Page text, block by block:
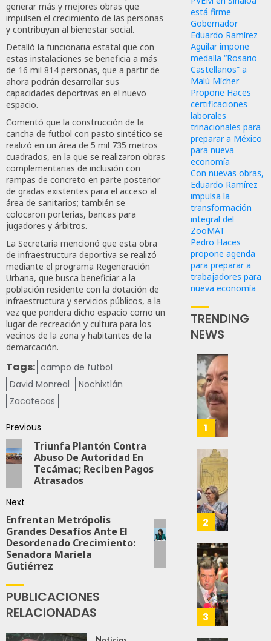
generar más y mejores obras que
impulsen el crecimiento de las personas
y contribuyan al bienestar social.
Detalló la funcionaria estatal que con
estas instalaciones se beneficia a más
de 16 mil 814 personas, que a partir de
ahora podrán desarrollar sus
capacidades deportivas en el nuevo
espacio.
Comentó que la construcción de la
cancha de futbol con pasto sintético se
realizó en un área de 5 mil 735 metros
cuadrados, en la que se realizaron obras
complementarias de inclusión con
rampas de concreto en parte posterior
de gradas existentes para el acceso al
área de sanitarios; también se
colocaron porterías, bancas para
jugadores y árbitros.
La Secretaria mencionó que esta obra
de infraestructura deportiva se realizó
mediante el programa Regeneración
Urbana, que busca beneficiar a la
población residente con la dotación de
infraestructura y servicios públicos, a la
vez que pondera dicho espacio como un
lugar de recreación y cultura para los
vecinos de la zona y habitantes de la
demarcación.
Tags: campo de futbol
David Monreal
Nochixtlán
Zacatecas
Previous
Triunfa Plantón Contra
Abuso De Autoridad En
Tecámac; Reciben Pagos
Atrasados
Next
Enfrentan Metrópolis
Grandes Desafíos Ante El
Desordenado Crecimiento:
Senadora Mariela
Gutiérrez
PUBLICACIONES
RELACIONADAS
está firme
Gobernador
Eduardo Ramírez
Aguilar impone
medalla “Rosario
Castellanos” a
Malú Mícher
Propone Haces
certificaciones
laborales
trinacionales para
preparar a México
para nueva
economía
Con nuevas obras,
Eduardo Ramírez
impulsa la
transformación
integral del
ZooMAT
Pedro Haces
propone agenda
para preparar a
trabajadores para
nueva economía
TRENDING
NEWS
1
2
3